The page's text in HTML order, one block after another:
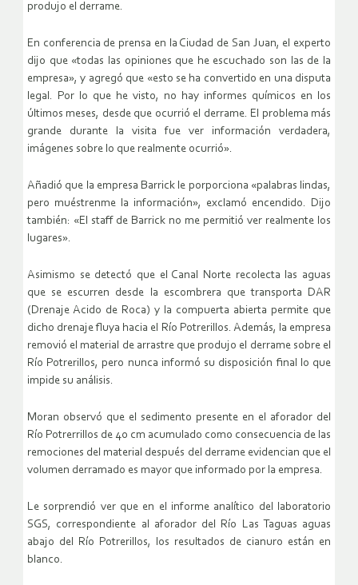
produjo el derrame.
En conferencia de prensa en la Ciudad de San Juan, el experto
dijo que «todas las opiniones que he escuchado son las de la
empresa», y agregó que «esto se ha convertido en una disputa
legal. Por lo que he visto, no hay informes químicos en los
últimos meses, desde que ocurrió el derrame. El problema más
grande durante la visita fue ver información verdadera,
imágenes sobre lo que realmente ocurrió».
Añadió que la empresa Barrick le porporciona «palabras lindas,
pero muéstrenme la información», exclamó encendido. Dijo
también: «El staff de Barrick no me permitió ver realmente los
lugares».
Asimismo se detectó que el Canal Norte recolecta las aguas
que se escurren desde la escombrera que transporta DAR
(Drenaje Acido de Roca) y la compuerta abierta permite que
dicho drenaje fluya hacia el Río Potrerillos. Además, la empresa
removió el material de arrastre que produjo el derrame sobre el
Río Potrerillos, pero nunca informó su disposición final lo que
impide su análisis.
Moran observó que el sedimento presente en el aforador del
Río Potrerrillos de 40 cm acumulado como consecuencia de las
remociones del material después del derrame evidencian que el
volumen derramado es mayor que informado por la empresa.
Le sorprendió ver que en el informe analítico del laboratorio
SGS, correspondiente al aforador del Río Las Taguas aguas
abajo del Río Potrerillos, los resultados de cianuro están en
blanco.